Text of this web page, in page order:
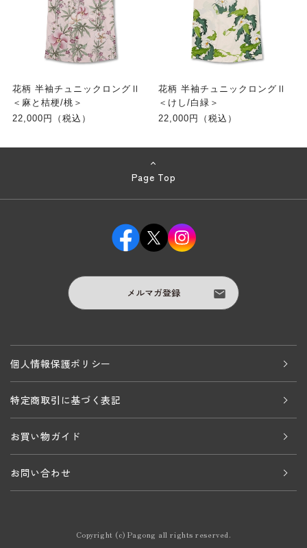
花柄 半袖チュニックロングⅡ
＜麻と桔梗/桃＞
22,000円（税込）
花柄 半袖チュニックロングⅡ
＜けし/白緑＞
22,000円（税込）
Page Top
メルマガ登録
個人情報保護ポリシー
特定商取引に基づく表記
お買い物ガイド
お問い合わせ
Copyright (c) Pagong all rights reserved.